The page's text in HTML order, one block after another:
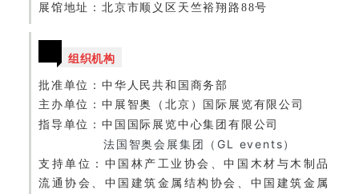
展馆地址：北京市顺义区天竺裕翔路 88号
组织机构
批准单位： 中华人民共和国商务部
主办单位： 中展智奥（北京）国际展览有限公司
指导单位： 中国国际展览中心集团有限公司
法国智奥会展集团（GL events）
支持单位： 中国林产工业协会、中国木材与木制品
流通协会、中国建筑金属结构协会、中国建筑金属